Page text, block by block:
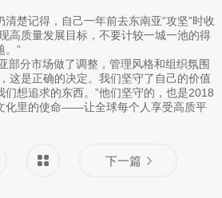
楚记得，自己一年前去东南亚“攻坚”时收
高质量发展目标，不要计较一城一池的得
。”
部分市场做了调整，管理风格和组织氛围
这是正确的决定。我们坚守了自己的价值
想追求的东西。”他们坚守的，也是2018
化里的使命——让全球每个人享受高质平
下一篇